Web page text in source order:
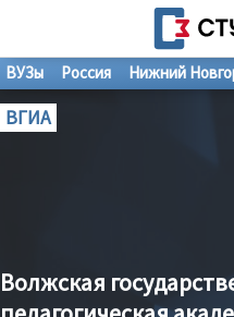
ВУЗы Россия Нижний
ВГИА
Волжская